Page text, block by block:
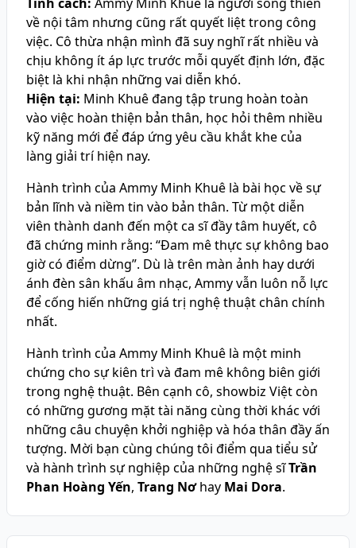
về nội tâm nhưng cũng rất quyết liệt trong công
việc. Cô thừa nhận mình đã suy nghĩ rất nhiều và
chịu không ít áp lực trước mỗi quyết định lớn, đặc
biệt là khi nhận những vai diễn khó.
Hiện tại: Minh Khuê đang tập trung hoàn toàn
vào việc hoàn thiện bản thân, học hỏi thêm nhiều
kỹ năng mới để đáp ứng yêu cầu khắt khe của
làng giải trí hiện nay.
Hành trình của Ammy Minh Khuê là bài học về sự
bản lĩnh và niềm tin vào bản thân. Từ một diễn
viên thành danh đến một ca sĩ đầy tâm huyết, cô
đã chứng minh rằng: “Đam mê thực sự không bao
giờ có điểm dừng”. Dù là trên màn ảnh hay dưới
ánh đèn sân khấu âm nhạc, Ammy vẫn luôn nỗ lực
để cống hiến những giá trị nghệ thuật chân chính
nhất.
Hành trình của Ammy Minh Khuê là một minh
chứng cho sự kiên trì và đam mê không biên giới
trong nghệ thuật. Bên cạnh cô, showbiz Việt còn
có những gương mặt tài năng cùng thời khác với
những câu chuyện khởi nghiệp và hóa thân đầy ấn
tượng. Mời bạn cùng chúng tôi điểm qua tiểu sử
và hành trình sự nghiệp của những nghệ sĩTrần
Phan Hoàng Yến, Trang Nơ hay Mai Dora.